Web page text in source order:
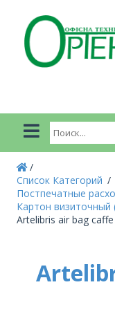
Список Категорий
Постпечатные
Картон визиточный
Artelibris air bag caffe